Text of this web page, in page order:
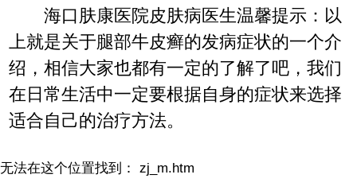
海口肤康医院皮肤病医生温馨提示：以
上就是关于腿部牛皮癣的发病症状的一个介
绍，相信大家也都有一定的了解了吧，我们
在日常生活中一定要根据自身的症状来选择
适合自己的治疗方法。
无法在这个位置找到： zj_m.htm